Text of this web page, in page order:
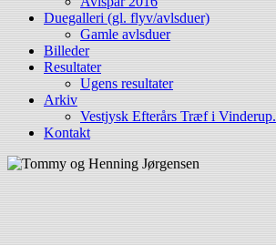
Duegalleri (gl. flyv/avlsduer)
Gamle avlsduer
Billeder
Resultater
Ugens resultater
Arkiv
Vestjysk Efterårs Træf i Vinderup.
Kontakt